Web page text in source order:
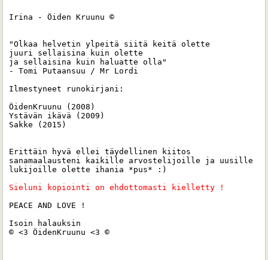
Irina - Öiden Kruunu ©
"Olkaa helvetin ylpeitä siitä keitä olette
juuri sellaisina kuin olette
ja sellaisina kuin haluatte olla"
- Tomi Putaansuu / Mr Lordi
Ilmestyneet runokirjani:
ÖidenKruunu (2008)
Ystävän ikävä (2009)
Sakke (2015)
Erittäin hyvä ellei täydellinen kiitos
sanamaalausteni kaikille arvostelijoille ja uusille
lukijoille olette ihania *pus* :)
Sieluni kopiointi on ehdottomasti kielletty !
PEACE AND LOVE !
Isoin halauksin
© <3 ÖidenKruunu <3 ©